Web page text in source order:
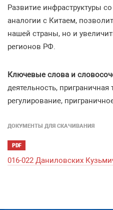
Развитие инфраструктуры
аналогии с Китаем,
нашей страны, но и
регионов РФ.
Ключевые слова и
деятельность, приграничная
регулирование,
ДОКУМЕНТЫ ДЛЯ СКАЧИВАНИЯ
PDF
016-022 Даниловских